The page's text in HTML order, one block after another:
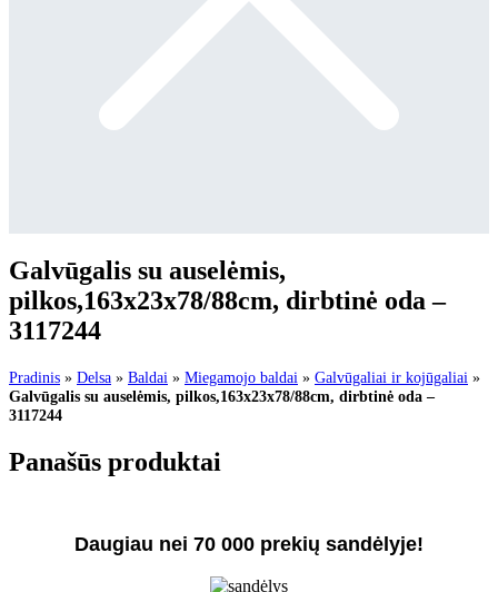
Galvūgalis su auselėmis,
pilkos,163x23x78/88cm, dirbtinė oda –
3117244
Pradinis » Delsa » Baldai » Miegamojo baldai » Galvūgaliai ir kojūgaliai »
Galvūgalis su auselėmis, pilkos,163x23x78/88cm, dirbtinė oda –
3117244
Panašūs produktai
Daugiau nei 70 000 prekių sandėlyje!